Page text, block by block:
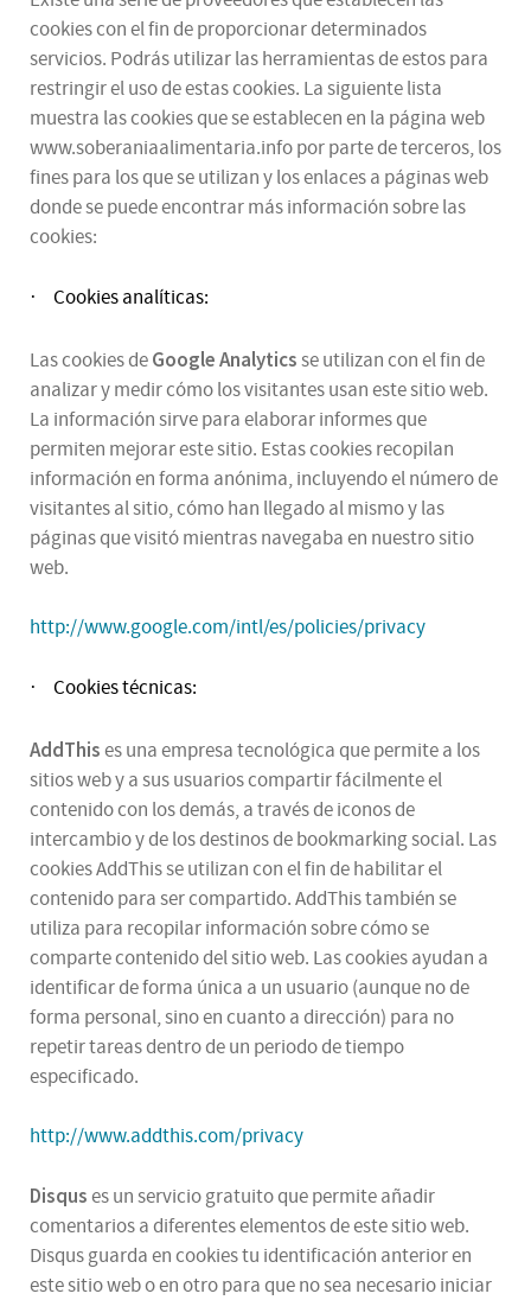
cookies con el fin de proporcionar determinados
servicios. Podrás utilizar las herramientas de estos para
restringir el uso de estas cookies. La siguiente lista
muestra las cookies que se establecen en la página web
www.soberaniaalimentaria.info por parte de terceros, los
fines para los que se utilizan y los enlaces a páginas web
donde se puede encontrar más información sobre las
cookies:
· Cookies analíticas:
Las cookies deGoogle Analyticsse utilizan con el fin de
analizar y medir cómo los visitantes usan este sitio web.
La información sirve para elaborar informes que
permiten mejorar este sitio. Estas cookies recopilan
información en forma anónima, incluyendo el número de
visitantes al sitio, cómo han llegado al mismo y las
páginas que visitó mientras navegaba en nuestro sitio
web.
http://www.google.com/intl/es/policies/privacy
· Cookies técnicas:
AddThises una empresa tecnológica que permite a los
sitios web y a sus usuarios compartir fácilmente el
contenido con los demás, a través de iconos de
intercambio y de los destinos de bookmarking social. Las
cookies AddThis se utilizan con el fin de habilitar el
contenido para ser compartido. AddThis también se
utiliza para recopilar información sobre cómo se
comparte contenido del sitio web. Las cookies ayudan a
identificar de forma única a un usuario (aunque no de
forma personal, sino en cuanto a dirección) para no
repetir tareas dentro de un periodo de tiempo
especificado.
http://www.addthis.com/privacy
Disquses un servicio gratuito que permite añadir
comentarios a diferentes elementos de este sitio web.
Disqus guarda en cookies tu identificación anterior en
este sitio web o en otro para que no sea necesario iniciar